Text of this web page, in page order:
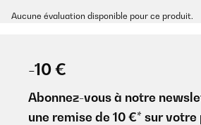
Aucune évaluation disponible pour ce produit.
-10 €
Abonnez-vous à notre
une remise de 10 €* sur